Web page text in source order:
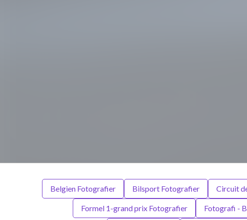
Belgien Fotografier Bilsport Fotografier Circuit
Formel 1-grand prix Fotografier Fotografi -